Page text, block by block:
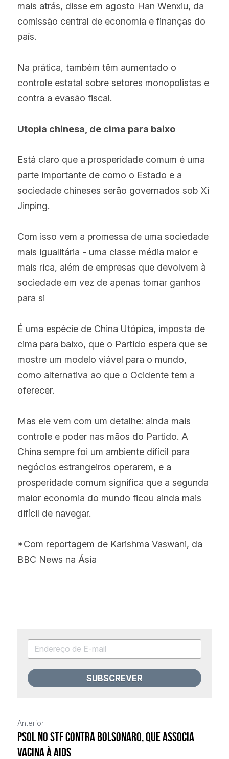
mais atrás, disse em agosto Han Wenxiu, da
comissão central de economia e finanças do
país.
Na prática, também têm aumentado o
controle estatal sobre setores monopolistas e
contra a evasão fiscal.
Utopia chinesa, de cima para baixo
Está claro que a prosperidade comum é uma
parte importante de como o Estado e a
sociedade chineses serão governados sob Xi
Jinping.
Com isso vem a promessa de uma sociedade
mais igualitária - uma classe média maior e
mais rica, além de empresas que devolvem à
sociedade em vez de apenas tomar ganhos
para si
É uma espécie de China Utópica, imposta de
cima para baixo, que o Partido espera que se
mostre um modelo viável para o mundo,
como alternativa ao que o Ocidente tem a
oferecer.
Mas ele vem com um detalhe: ainda mais
controle e poder nas mãos do Partido. A
China sempre foi um ambiente difícil para
negócios estrangeiros operarem, e a
prosperidade comum significa que a segunda
maior economia do mundo ficou ainda mais
difícil de navegar.
*Com reportagem de Karishma Vaswani, da
BBC News na Ásia
SUBSCREVER
Anterior
PSOL no STF contra Bolsonaro, que associa
vacina à Aids